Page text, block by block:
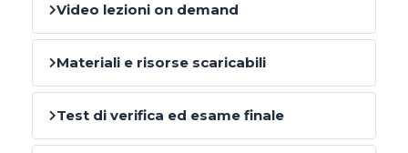
Video lezioni on demand
Materiali e risorse scaricabili
Test di verifica ed esame finale